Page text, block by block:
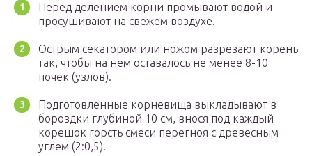
Перед делением корни промывают водой и
просушивают на свежем воздухе.
Острым секатором или ножом разрезают корень
так, чтобы на нем оставалось не менее 8-10
почек (узлов).
Подготовленные корневища выкладывают в
бороздки глубиной 10 см, внося под каждый
корешок горсть смеси перегноя с древесным
углем (2:0,5).